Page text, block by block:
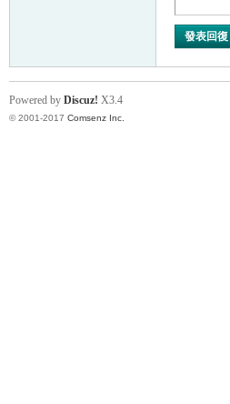
發表回復
Powered by Discuz! X3.4
© 2001-2017 Comsenz Inc.